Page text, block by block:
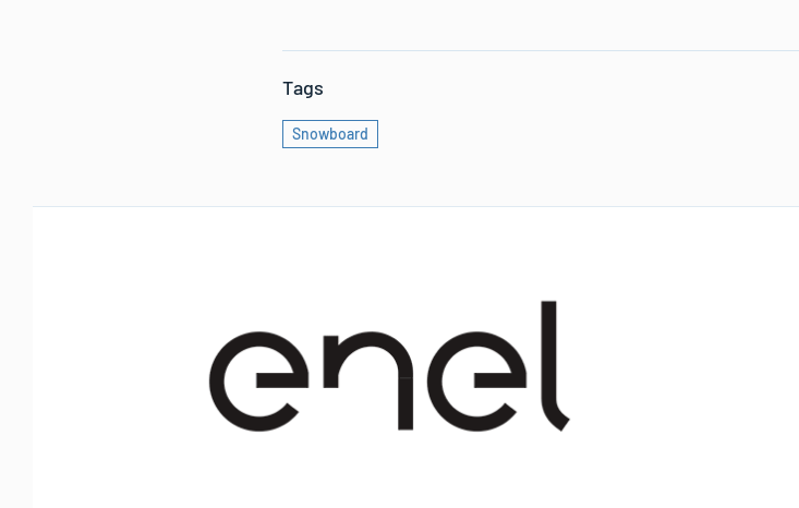
Tags
Snowboard